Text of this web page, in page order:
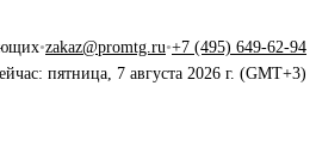
•zakaz@promtg.ru•+7 (495) 649-62-94
пятница, 7 августа 2026 г. (GMT+3)